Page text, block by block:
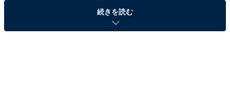
HELLO KITTY かごバッグBOOK pink dolphin ver. (宝島
続きを読む